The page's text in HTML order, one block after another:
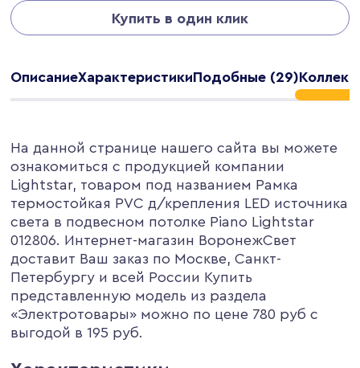
Купить в один клик
ОписаниеХарактеристикиПодобные (29)
На данной странице нашего сайта вы можете
ознакомиться с продукцией компании
Lightstar, товаром под названием Рамка
термостойкая PVC д/крепления LED источника
света в подвесном потолке Piano Lightstar
012806. Интернет-магазин ВоронежСвет
доставит Ваш заказ по Москве, Санкт-
Петербургу и всей России Купить
представленную модель из раздела
«Электротовары» можно по цене 780 руб с
выгодой в 195 руб.